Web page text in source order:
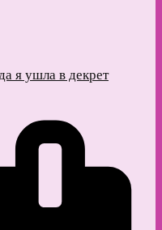
я ушла в декрет